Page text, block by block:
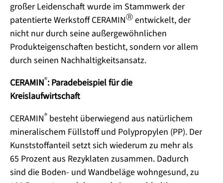
großer Leidenschaft wurde im Stammwerk der
patentierte Werkstoff CERAMINⓇ entwickelt, der
nicht nur durch seine außergewöhnlichen
Produkteigenschaften besticht, sondern vor allem
durch seinen Nachhaltigkeitsansatz.
CERAMIN®: Paradebeispiel für die
Kreislaufwirtschaft
CERAMIN® besteht überwiegend aus natürlichem
mineralischem Füllstoff und Polypropylen (PP). Der
Kunststoffanteil setzt sich wiederum zu mehr als
65 Prozent aus Rezyklaten zusammen. Dadurch
sind die Boden- und Wandbeläge wohngesund, zu